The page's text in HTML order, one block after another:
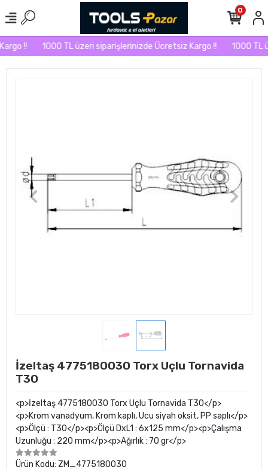
!! 1000 TL üzeri siparişlerinizde Ücretsiz Kargo !! 1000 TL
0
İzeltaş 4775180030 Torx Uçlu Tornavida
T30
<p>İzeltaş 4775180030 Torx Uçlu Tornavida T30</p>
<p>Krom vanadyum, Krom kaplı, Ucu siyah oksit, PP saplı</p>
<p>Ölçü : T30</p><p>Ölçü DxL1 : 6x125 mm</p><p>Çalışma
Uzunluğu : 220 mm</p><p>Ağırlık : 70 gr</p>
Ürün Kodu: ZM_4775180030